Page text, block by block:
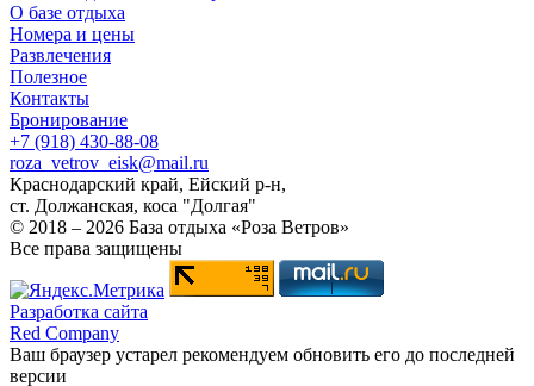
О базе отдыха
Номера и цены
Развлечения
Полезное
Контакты
Бронирование
+7 (918) 430-88-08
roza_vetrov_eisk@mail.ru
Краснодарский край, Ейский р-н,
ст. Должанская, коса "Долгая"
© 2018 – 2026 База отдыха «Роза Ветров»
Все права защищены
Разработка сайта
Red Company
Ваш браузер устарел рекомендуем обновить его до последней
версии